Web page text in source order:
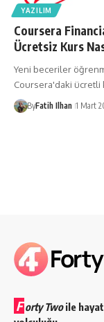
YAZILIM
Coursera
Ücretsiz Kurs
Yeni beceriler
Coursera'daki ücretli
ByFatih Ilhan 1 Mart
F orty Twoile